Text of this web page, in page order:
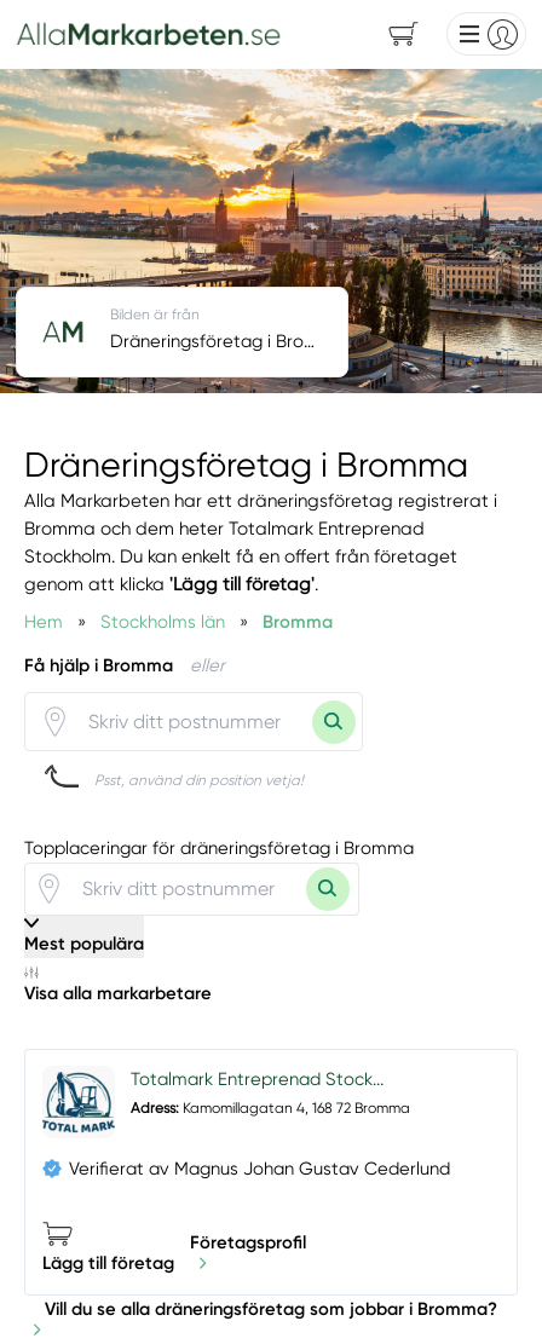
Dräneringsföretag i Bromma
Alla Markarbeten har ett dräneringsföretag registrerat i
Bromma och dem heter Totalmark Entreprenad
Stockholm. Du kan enkelt få en offert från företaget
genom att klicka'Lägg till företag'.
Hem
» Stockholms län » Bromma
Få hjälp i Bromma eller
Psst, använd din position vetja!
Bilden är från
Dräneringsföretag i Bromma
Topplaceringar för dräneringsföretag i Bromma
Mest populära
Visa alla markarbetare
Totalmark Entreprenad Stock...
Adress: Kamomillagatan 4, 168 72 Bromma
Verifierat av Magnus Johan Gustav Cederlund
Lägg till företag
Företagsprofil
Vill du se alla dräneringsföretag som jobbar i Bromma?